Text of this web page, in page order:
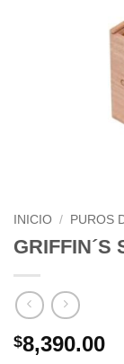
INICIO / PUROS
GRIFFIN´S
$8,390.00